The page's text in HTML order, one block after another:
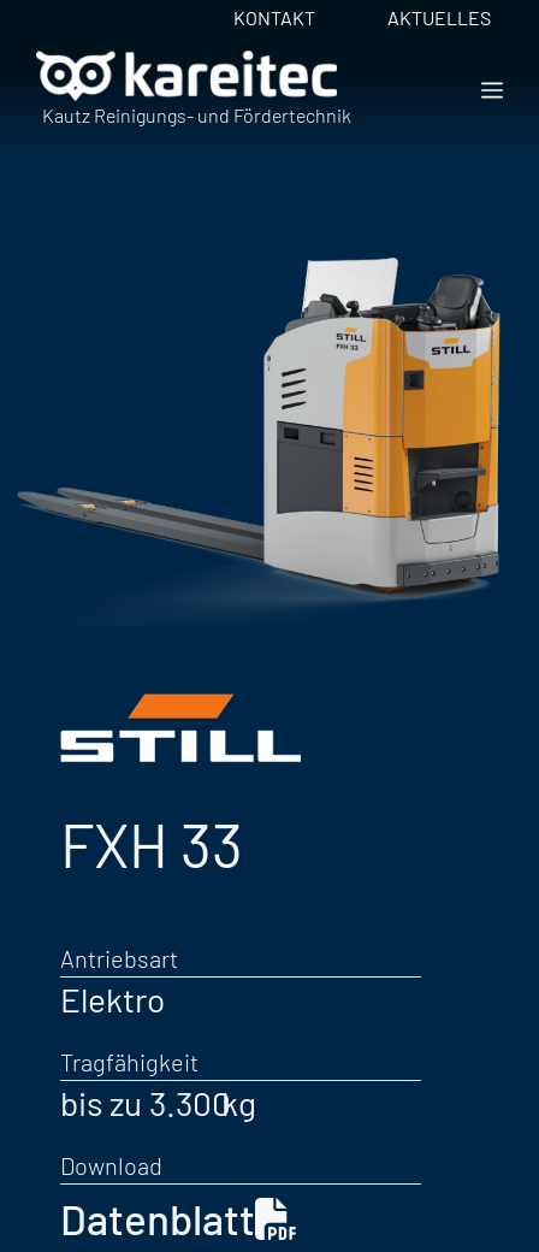
Inhalt
springen
KONTAKT AKTUELLES
Kautz Reinigungs- und Fördertechnik
FXH 33
Antriebsart
Elektro
Tragfähigkeit
bis zu 3.300
Download
Datenblatt